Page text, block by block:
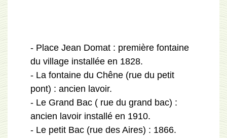
- Place Jean Domat : première fontaine
du village installée en 1828.
- La fontaine du Chêne (rue du petit
pont) : ancien lavoir.
- Le Grand Bac ( rue du grand bac) :
ancien lavoir installé en 1910.
- Le petit Bac (rue des Aires) : 1866.